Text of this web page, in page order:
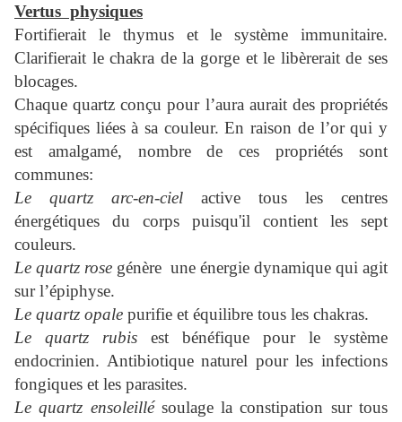
Vertus physiques
Fortifierait le thymus et le système immunitaire.
Clarifierait le chakra de la gorge et le libèrerait de ses
blocages.
Chaque quartz conçu pour l’aura aurait des propriétés
spécifiques liées à sa couleur. En raison de l’or qui y
est amalgamé, nombre de ces propriétés sont
communes:
Le quartz arc-en-ciel active tous les centres
énergétiques du corps puisqu'il contient les sept
couleurs.
Le quartz rose génère une énergie dynamique qui agit
sur l’épiphyse.
Le quartz opale purifie et équilibre tous les chakras.
Le quartz rubis est bénéfique pour le système
endocrinien. Antibiotique naturel pour les infections
fongiques et les parasites.
Le quartz ensoleillésoulage la constipation sur tous